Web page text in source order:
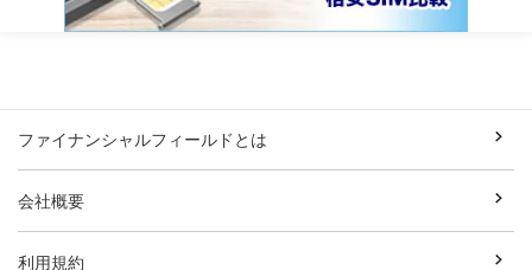
ファイナンシャルフィールドとは
会社概要
利用規約